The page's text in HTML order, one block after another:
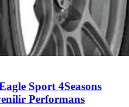
Sport 4Seasons
Performans